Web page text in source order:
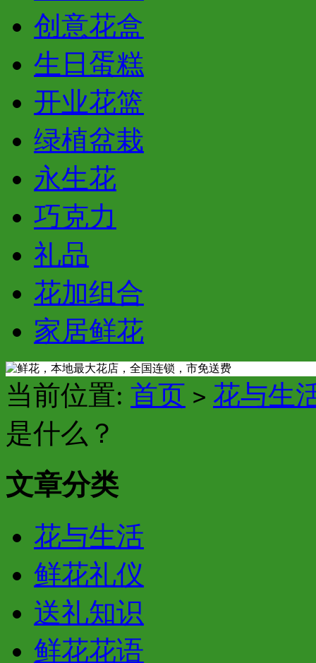
创意花盒
生日蛋糕
开业花篮
绿植盆栽
永生花
巧克力
礼品
花加组合
家居鲜花
当前位置: 首页 > 花与生
是什么？
文章分类
花与生活
鲜花礼仪
送礼知识
鲜花花语